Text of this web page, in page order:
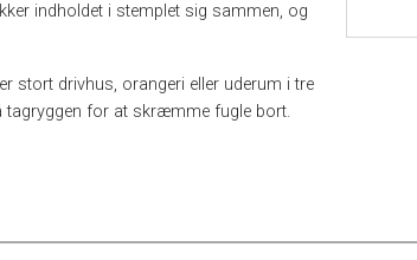
indholdet i stemplet sig sammen, og
stort drivhus, orangeri eller uderum i tre
tagryggen for at skræmme fugle bort.